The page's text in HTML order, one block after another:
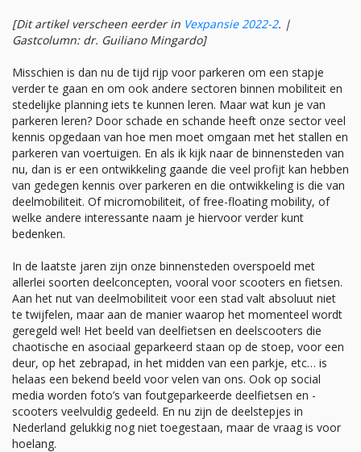
[Dit artikel verscheen eerder in Vexpansie 2022-2. |
Gastcolumn: dr. Guiliano Mingardo]
Misschien is dan nu de tijd rijp voor parkeren om een stapje
verder te gaan en om ook andere sectoren binnen mobiliteit en
stedelijke planning iets te kunnen leren. Maar wat kun je van
parkeren leren? Door schade en schande heeft onze sector veel
kennis opgedaan van hoe men moet omgaan met het stallen en
parkeren van voertuigen. En als ik kijk naar de binnensteden van
nu, dan is er een ontwikkeling gaande die veel profijt kan hebben
van gedegen kennis over parkeren en die ontwikkeling is die van
deelmobiliteit. Of micromobiliteit, of free-floating mobility, of
welke andere interessante naam je hiervoor verder kunt
bedenken.
In de laatste jaren zijn onze binnensteden overspoeld met
allerlei soorten deelconcepten, vooral voor scooters en fietsen.
Aan het nut van deelmobiliteit voor een stad valt absoluut niet
te twijfelen, maar aan de manier waarop het momenteel wordt
geregeld wel! Het beeld van deelfietsen en deelscooters die
chaotische en asociaal geparkeerd staan op de stoep, voor een
deur, op het zebrapad, in het midden van een parkje, etc… is
helaas een bekend beeld voor velen van ons. Ook op social
media worden foto’s van foutgeparkeerde deelfietsen en -
scooters veelvuldig gedeeld. En nu zijn de deelstepjes in
Nederland gelukkig nog niet toegestaan, maar de vraag is voor
hoelang.